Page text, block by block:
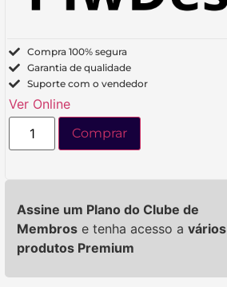
Compra 100% segura
Garantia de qualidade
Suporte com o vendedor
Ver Online
Comprar
Assine um Plano do Clube de
Membros e tenha acesso a vários
produtos Premium